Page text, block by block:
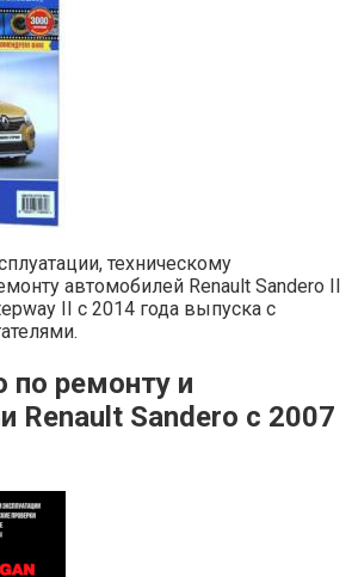
техническому
автомобилей Renault Sandero II
II с 2014 года выпуска с
по ремонту и
Renault Sandero с 2007